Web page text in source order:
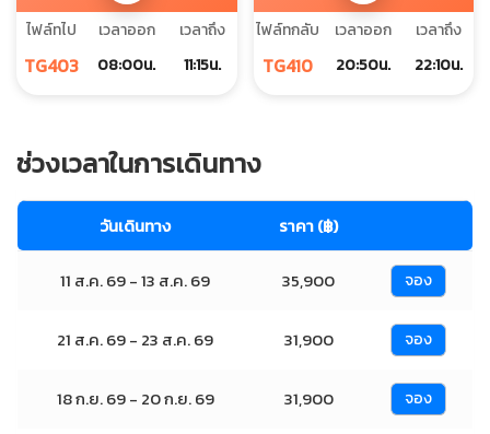
ไฟล์ทไป
TG403
เวลาออก
08:00น.
เวลาถึง
11:15น.
ไฟล์ทกลับ
TG410
เวลาออก
20:50น.
เวลาถึง
22:10น.
ช่วงเวลาในการเดินทาง
วันเดินทาง ราคา (฿)
11 ส.ค. 69 - 13 ส.ค. 69 35,900 จอง
21 ส.ค. 69 - 23 ส.ค. 69 31,900 จอง
18 ก.ย. 69 - 20 ก.ย. 69 31,900 จอง